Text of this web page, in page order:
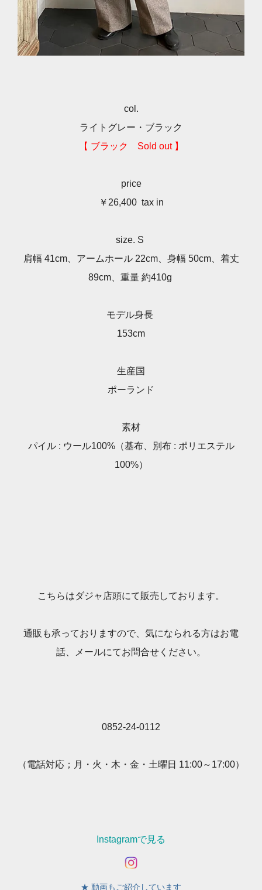
col.
ライトグレー・ブラック
【 ブラック Sold out 】
price
￥26,400 tax in
size. S
肩幅 41cm、アームホール 22cm、身幅 50cm、着丈
89cm、重量 約410g
モデル身長
153cm
生産国
ポーランド
素材
パイル : ウール100%（基布、別布 : ポリエステル
100%）
こちらはダジャ店頭にて販売しております。
通販も承っておりますので、気になられる方はお電
話、メールにてお問合せください。
0852-24-0112
（電話対応；月・火・木・金・土曜日 11:00～17:00）
Instagramで見る
★ 動画もご紹介しています